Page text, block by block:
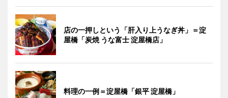
店の一押しという「肝入り上うなぎ丼」＝淀
屋橋「炭焼 うな富士 淀屋橋店」
料理の一例＝淀屋橋「銀平 淀屋橋」